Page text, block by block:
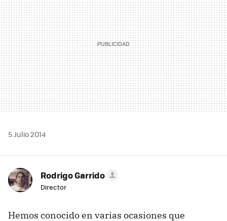
5 Julio 2014
Rodrigo Garrido
Director
Hemos conocido en varias ocasiones que